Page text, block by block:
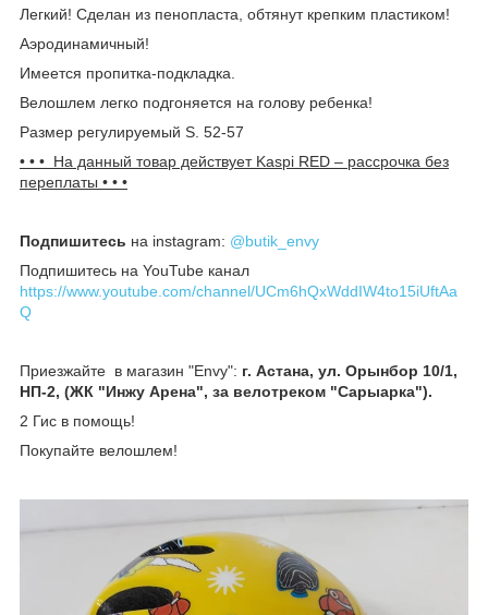
Легкий! Сделан из пенопласта, обтянут крепким пластиком!
Аэродинамичный!
Имеется пропитка-подкладка.
Велошлем легко подгоняется на голову ребенка!
Размер регулируемый S. 52-57
• • • На данный товар действует Kaspi RED – рассрочка без
переплаты • • •
Подпишитесь на instagram: @butik_envy
Подпишитесь на YouTube канал
https://www.youtube.com/channel/UCm6hQxWddIW4to15iUftAa
Q
Приезжайте в магазин "Envy": г. Астана, ул. Орынбор 10/1,
НП-2, (ЖК "Инжу Арена", за велотреком "Сарыарка").
2 Гис в помощь!
Покупайте велошлем!